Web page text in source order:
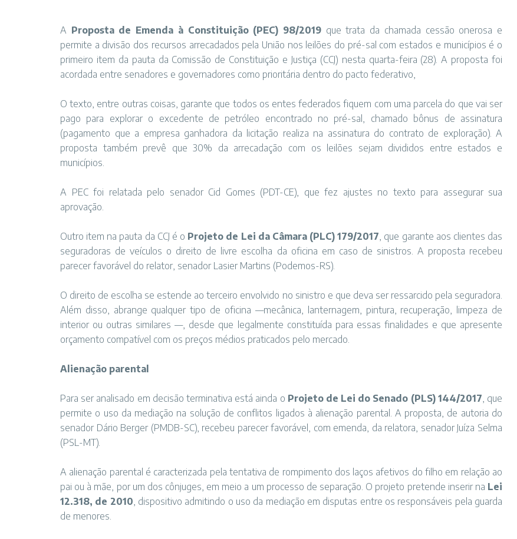
A Proposta de Emenda à Constituição (PEC) 98/2019 que trata da chamada cessão onerosa e
permite a divisão dos recursos arrecadados pela União nos leilões do pré-sal com estados e municípios é o
primeiro item da pauta da Comissão de Constituição e Justiça (CCJ) nesta quarta-feira (28). A proposta foi
acordada entre senadores e governadores como prioritária dentro do pacto federativo,
O texto, entre outras coisas, garante que todos os entes federados fiquem com uma parcela do que vai ser
pago para explorar o excedente de petróleo encontrado no pré-sal, chamado bônus de assinatura
(pagamento que a empresa ganhadora da licitação realiza na assinatura do contrato de exploração). A
proposta também prevê que 30% da arrecadação com os leilões sejam divididos entre estados e
municípios.
A PEC foi relatada pelo senador Cid Gomes (PDT-CE), que fez ajustes no texto para assegurar sua
aprovação.
Outro item na pauta da CCJ é o Projeto de Lei da Câmara (PLC) 179/2017, que garante aos clientes das
seguradoras de veículos o direito de livre escolha da oficina em caso de sinistros. A proposta recebeu
parecer favorável do relator, senador Lasier Martins (Podemos-RS).
O direito de escolha se estende ao terceiro envolvido no sinistro e que deva ser ressarcido pela seguradora.
Além disso, abrange qualquer tipo de oficina —mecânica, lanternagem, pintura, recuperação, limpeza de
interior ou outras similares —, desde que legalmente constituída para essas finalidades e que apresente
orçamento compatível com os preços médios praticados pelo mercado.
Alienação parental
Para ser analisado em decisão terminativa está ainda o Projeto de Lei do Senado (PLS) 144/2017, que
permite o uso da mediação na solução de conflitos ligados à alienação parental. A proposta, de autoria do
senador Dário Berger (PMDB-SC), recebeu parecer favorável, com emenda, da relatora, senador Juíza Selma
(PSL-MT).
A alienação parental é caracterizada pela tentativa de rompimento dos laços afetivos do filho em relação ao
pai ou à mãe, por um dos cônjuges, em meio a um processo de separação. O projeto pretende inserir na Lei
12.318, de 2010, dispositivo admitindo o uso da mediação em disputas entre os responsáveis pela guarda
de menores.